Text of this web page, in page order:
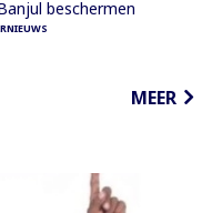
beschermen
MEER